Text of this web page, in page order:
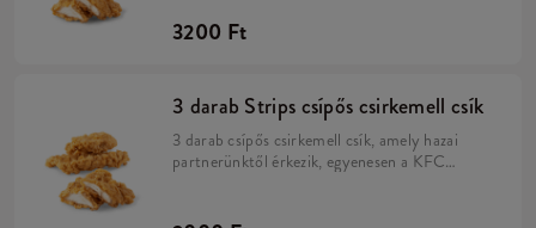
3200 Ft
3 darab Strips csípős csirkemell csík
3 darab csípős csirkemell csík, amely hazai
partnerünktől érkezik, egyenesen a KFC